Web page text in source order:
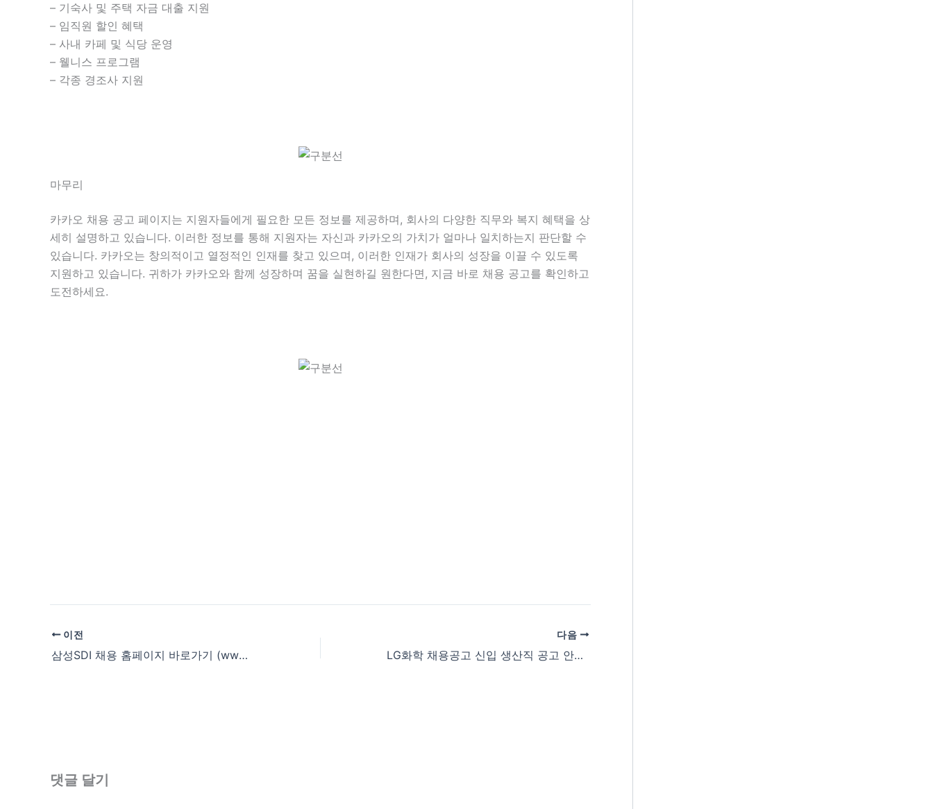
– 기숙사 및 주택 자금 대출 지원
– 임직원 할인 혜택
– 사내 카페 및 식당 운영
– 웰니스 프로그램
– 각종 경조사 지원
마무리
카카오 채용 공고 페이지는 지원자들에게 필요한 모든 정보를 제공하며, 회사의 다양한 직무와 복지 혜택을 상
세히 설명하고 있습니다. 이러한 정보를 통해 지원자는 자신과 카카오의 가치가 얼마나 일치하는지 판단할 수
있습니다. 카카오는 창의적이고 열정적인 인재를 찾고 있으며, 이러한 인재가 회사의 성장을 이끌 수 있도록
지원하고 있습니다. 귀하가 카카오와 함께 성장하며 꿈을 실현하길 원한다면, 지금 바로 채용 공고를 확인하고
도전하세요.
이전
삼성SDI 채용 홈페이지 바로가기 (www.samsungsdi-recruit.com)
다음
LG화학 채용공고 신입 생산직 공고 안내 (www.lgchem.com/career/index)
댓글 달기